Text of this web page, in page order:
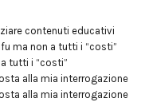
contenuti educativi
ma non a tutti i “costi”
tutti i “costi”
alla mia interrogazione
alla mia interrogazione